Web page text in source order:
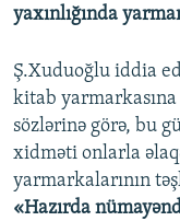
yaxınlığında
Ş.Xuduoğlu iddia
kitab
sözlərinə görə, bu
xidməti onlarla
yarmarkalarının
«Hazırda